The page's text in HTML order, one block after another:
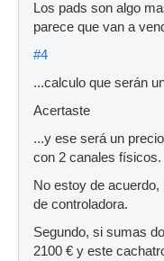
Los pads son algo
parece que van a
#4
...calculo que serán
Acertaste
...y ese será un
con 2 canales físicos.
No estoy de
de controladora.
Segundo, si sumas
2100 € y este